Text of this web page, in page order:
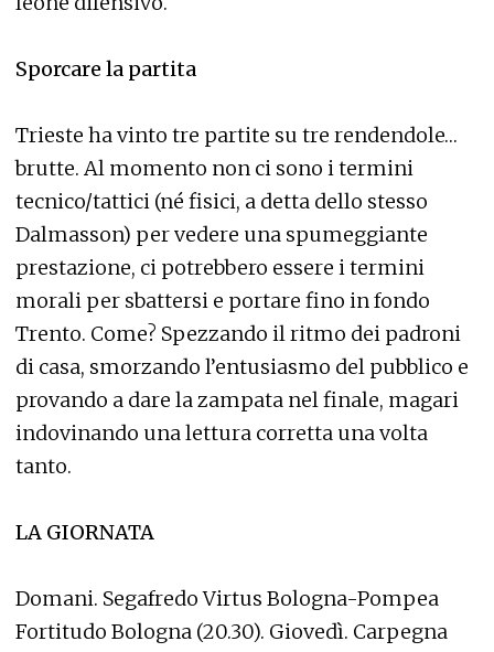
Sporcare la partita
Trieste ha vinto tre partite su tre rendendole…
brutte. Al momento non ci sono i termini
tecnico/tattici (né fisici, a detta dello stesso
Dalmasson) per vedere una spumeggiante
prestazione, ci potrebbero essere i termini
morali per sbattersi e portare fino in fondo
Trento. Come? Spezzando il ritmo dei padroni
di casa, smorzando l’entusiasmo del pubblico e
provando a dare la zampata nel finale, magari
indovinando una lettura corretta una volta
tanto.
LA GIORNATA
Domani. Segafredo Virtus Bologna-Pompea
Fortitudo Bologna (20.30). Giovedì. Carpegna